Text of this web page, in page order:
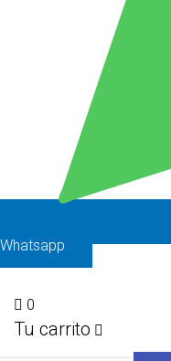
Whatsapp
0
Tu carrito